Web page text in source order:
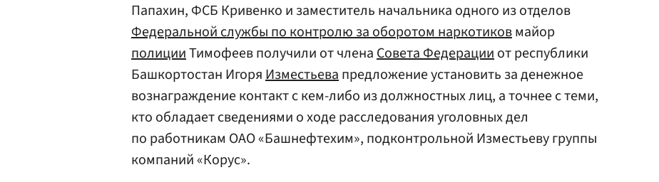
Папахин, ФСБ Кривенко и заместитель начальника одного из отделов
Федеральной службы по контролю за оборотом наркотиковмайор
полицииТимофеев получили от членаСовета Федерацииот республики
Башкортостан ИгоряИзместьевапредложение установить за денежное
вознаграждение контакт с кем-либо из должностных лиц, а точнее с теми,
кто обладает сведениями о ходе расследования уголовных дел
по работникам ОАО «Башнефтехим», подконтрольной Изместьеву группы
компаний «Корус».